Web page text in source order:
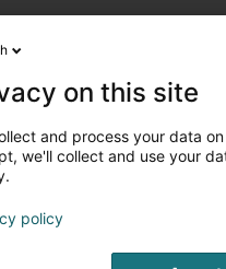
on this site
and process your data
we'll collect and use your
policy